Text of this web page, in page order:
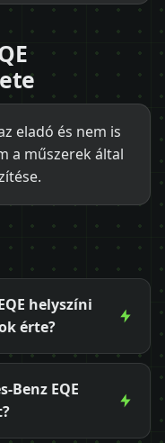
eladó és nem is
a műszerek által
helyszíni
érte?
Benz EQE